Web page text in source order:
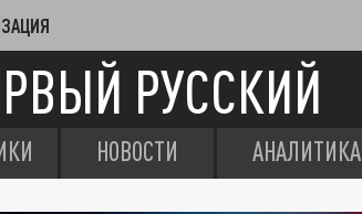
РУССКИЙ
НОВОСТИ АНАЛИТИКА